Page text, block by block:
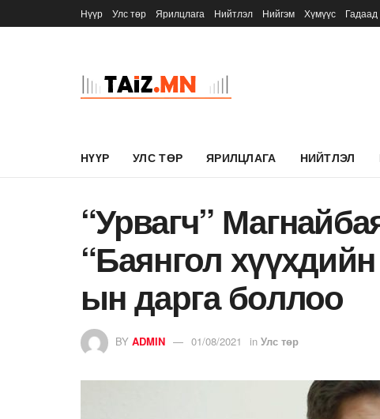
Нүүр Улс төр Ярилцлага Нийтлэл Нийгэм Хүмүүс Гадаад
НҮҮР УЛС ТӨР ЯРИЛЦЛАГА НИЙТЛЭЛ
“Урвагч”
“Баянгол
ын дарга боллоо
BY ADMIN 01/08/2021 in Улс төр